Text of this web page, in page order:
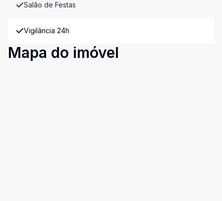
Salão de Festas
Vigilância 24h
Mapa do imóvel